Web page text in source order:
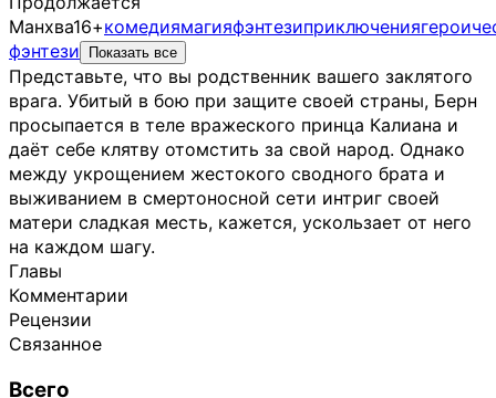
Манхва16+комедиямагияфэнтезиприключения
фэнтези
Показать все
Представьте, что вы родственник вашего заклятого
врага. Убитый в бою при защите своей страны, Берн
просыпается в теле вражеского принца Калиана и
даёт себе клятву отомстить за свой народ. Однако
между укрощением жестокого сводного брата и
выживанием в смертоносной сети интриг своей
матери сладкая месть, кажется, ускользает от него
на каждом шагу.
Главы
Комментарии
Рецензии
Связанное
Всего